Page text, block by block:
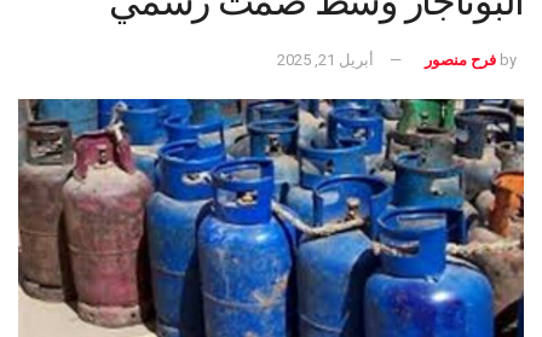
by فرح منصور أبريل 21, 2025